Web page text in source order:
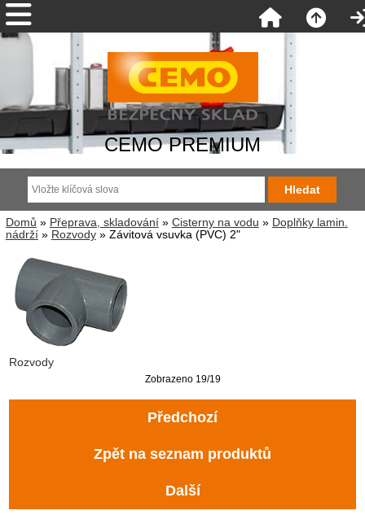
CEMO PREMIUM
Domů » Přeprava, skladování» Cisterny na vodu » Doplňky lamin.
nádrží» Rozvody» Závitová vsuvka (PVC) 2"
Rozvody
Zobrazeno 19/19
Předchozí
Zpět na seznam produktů
Další